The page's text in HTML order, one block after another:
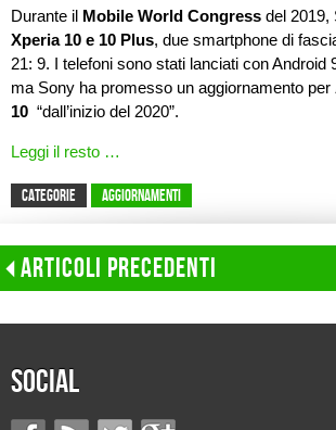
Durante il Mobile World Congress del 2019,
Xperia 10 e 10 Plus, due smartphone di
21: 9. I telefoni sono stati lanciati con Android
ma Sony ha promesso un aggiornamento per
10 “dall’inizio del 2020”.
Leggi il resto …
CATEGORIE Aggiornamenti
Articoli precedenti
Social